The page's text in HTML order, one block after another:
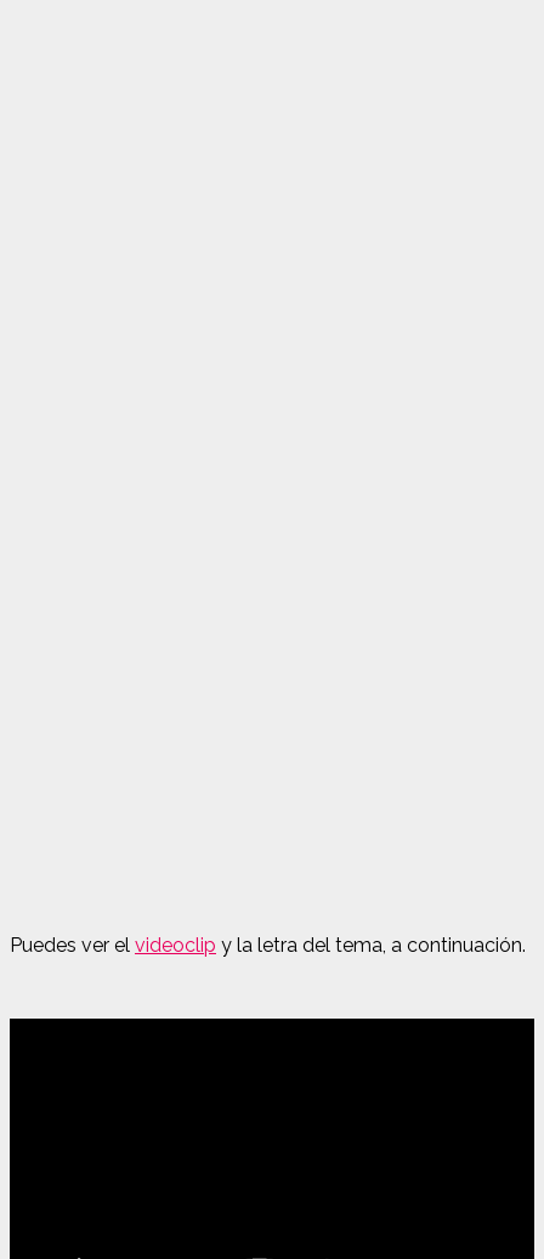
Puedes ver el videoclip y la letra del tema, a continuación.